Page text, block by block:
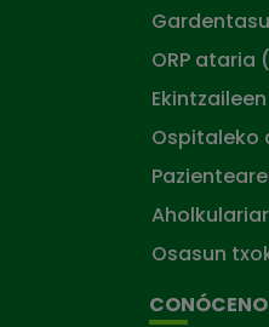
ORP ataria
Ospitaleko
Osasun